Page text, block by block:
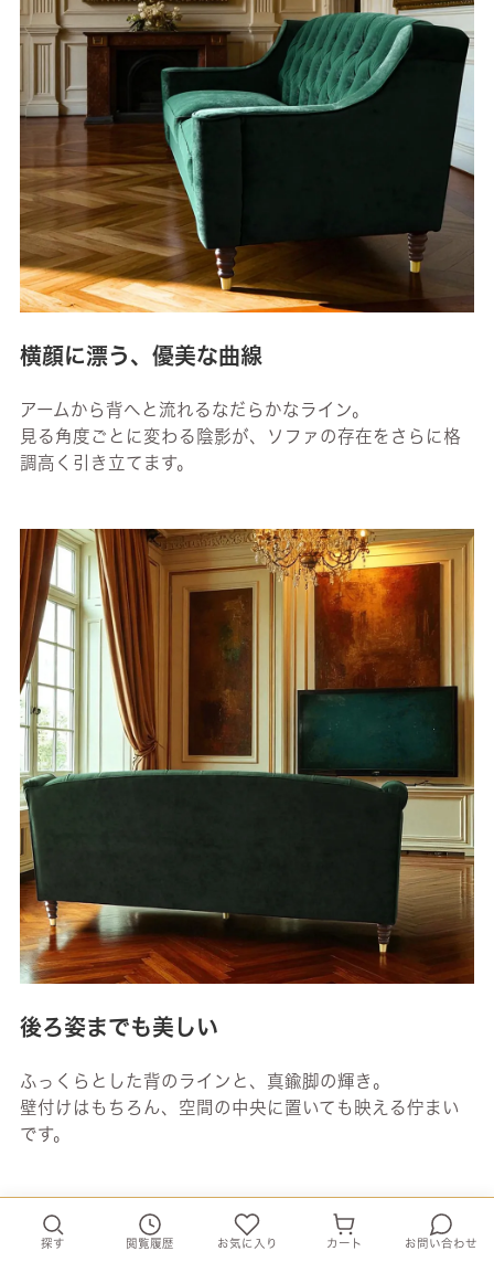
横顔に漂う、優美な曲線
アームから背へと流れるなだらかなライン。
見る角度ごとに変わる陰影が、ソファの存在をさらに格
調高く引き立てます。
後ろ姿までも美しい
ふっくらとした背のラインと、真鍮脚の輝き。
壁付けはもちろん、空間の中央に置いても映える佇まい
です。
探す 閲覧履歴 お気に入り カート お問い合わせ